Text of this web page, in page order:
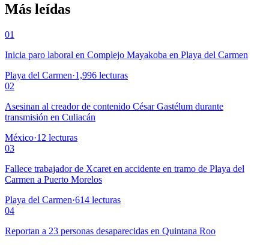
Más leídas
01
Inicia paro laboral en Complejo Mayakoba en Playa del Carmen
Playa del Carmen·1,996 lecturas
02
Asesinan al creador de contenido César Gastélum durante
transmisión en Culiacán
México·12 lecturas
03
Fallece trabajador de Xcaret en accidente en tramo de Playa del
Carmen a Puerto Morelos
Playa del Carmen·614 lecturas
04
Reportan a 23 personas desaparecidas en Quintana Roo